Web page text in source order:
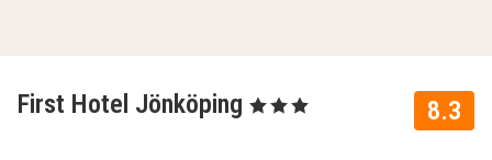
8.3
First Hotel Jönköping , 3 Sterren